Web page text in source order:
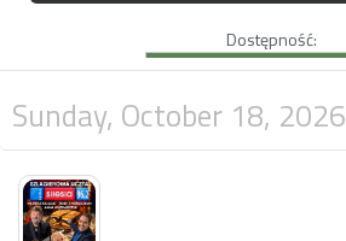
Dostępność:
Sunday, October 18, 2026